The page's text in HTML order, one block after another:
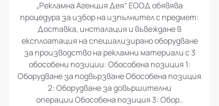
„Рекламна Агенция Дея“ ЕООД обявява
процедура за избор на изпълнител с предмет:
Доставка, инсталация и въвеждане в
експлоатация на специализирано оборудване
за производство на рекламни материали с 3
обособени позиции: Обособена позиция 1:
Оборудване за подвързване Обособена позиция
2: Оборудване за довършителни
операции Обособена позиция 3: Обор..